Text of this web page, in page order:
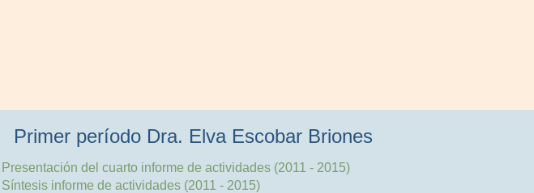
Primer período Dra. Elva Escobar Briones
Presentación del cuarto informe de actividades (2011 - 2015)
Síntesis informe de actividades (2011 - 2015)